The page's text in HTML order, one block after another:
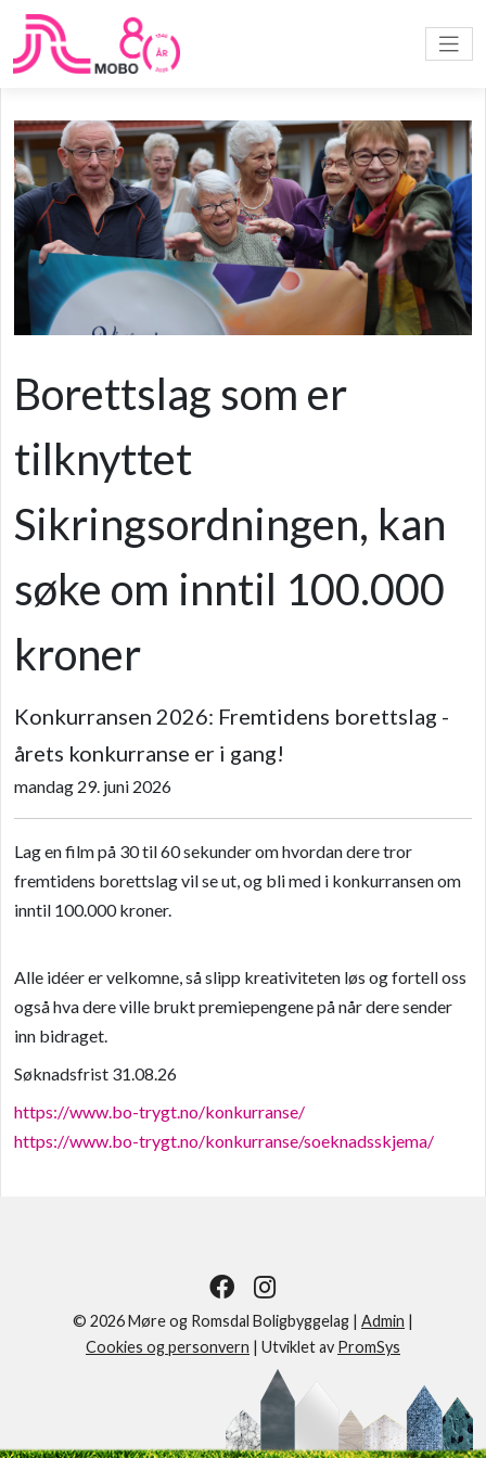
Borettslag som er
tilknyttet
Sikringsordningen, kan
søke om inntil 100.000
kroner
Konkurransen 2026: Fremtidens borettslag -
årets konkurranse er i gang!
mandag 29. juni 2026
Lag en film på 30 til 60 sekunder om hvordan dere tror
fremtidens borettslag vil se ut, og bli med i konkurransen om
inntil 100.000 kroner.
Alle idéer er velkomne, så slipp kreativiteten løs og fortell oss
også hva dere ville brukt premiepengene på når dere sender
inn bidraget.
Søknadsfrist 31.08.26
https://www.bo-trygt.no/konkurranse/
https://www.bo-trygt.no/konkurranse/soeknadsskjema/
© 2026 Møre og Romsdal Boligbyggelag | Admin |
Cookies og personvern | Utviklet av PromSys